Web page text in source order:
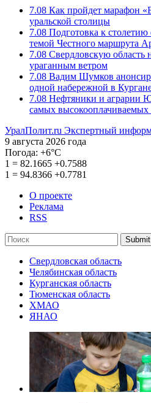
7.08 Как пройдет марафон
уральской столицы
7.08 Подготовка к столетию
темой Честного маршрута
7.08 Свердловскую область
ураганным ветром
7.08 Вадим Шумков
одной набережной в
7.08 Нефтяники и аграрии
самых высокооплачиваемых
УралПолит.ru Экспертный
9 августа 2026 года
Погода: +6°С
1 = 82.1665 +0.7588
1 = 94.8366 +0.7781
О проекте
Реклама
RSS
Submit
Свердловская область
Челябинская область
Курганская область
Тюменская область
ХМАО
ЯНАО